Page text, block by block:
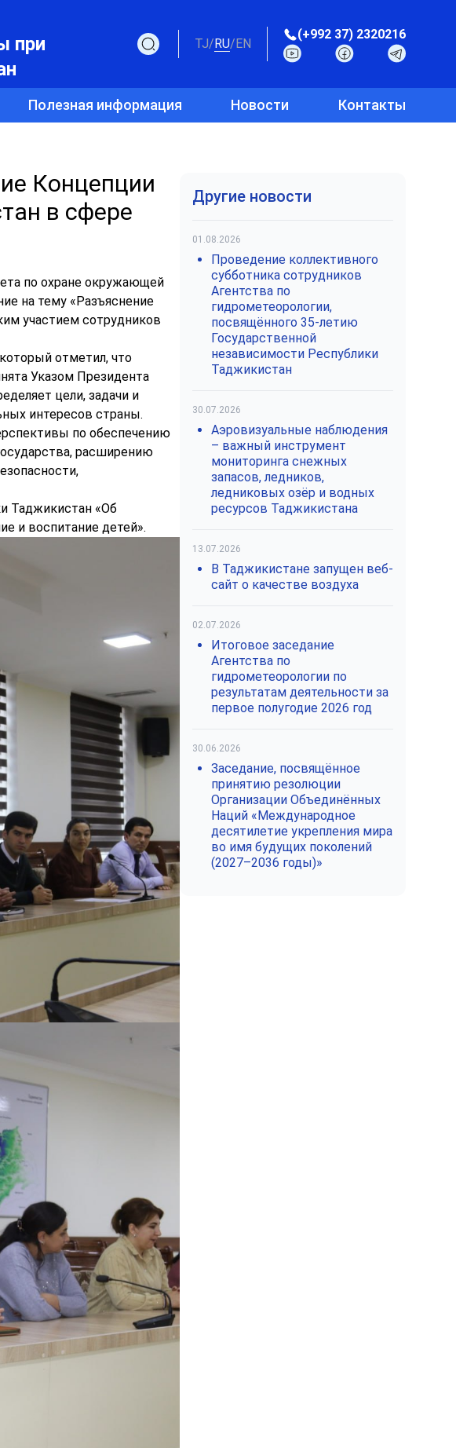
при
TJ/RU/EN
(+992 37) 2320216
Полезная информация Новости Контакты
Концепции
в сфере
по охране окружающей
на тему «Разъяснение
участием сотрудников
отметил, что
Указом Президента
цели, задачи и
интересов страны.
по обеспечению
расширению
Таджикистан «Об
и воспитание детей».
Другие новости
01.08.2026
Проведение коллективного
субботника сотрудников
Агентства по
гидрометеорологии,
посвящённого 35-летию
Государственной
независимости Республики
Таджикистан
30.07.2026
Аэровизуальные наблюдения
– важный инструмент
мониторинга снежных
запасов, ледников,
ледниковых озёр и водных
ресурсов Таджикистана
13.07.2026
В Таджикистане запущен веб-
сайт о качестве воздуха
02.07.2026
Итоговое заседание
Агентства по
гидрометеорологии по
результатам деятельности за
первое полугодие 2026 год
30.06.2026
Заседание, посвящённое
принятию резолюции
Организации Объединённых
Наций «Международное
десятилетие укрепления мира
во имя будущих поколений
(2027–2036 годы)»